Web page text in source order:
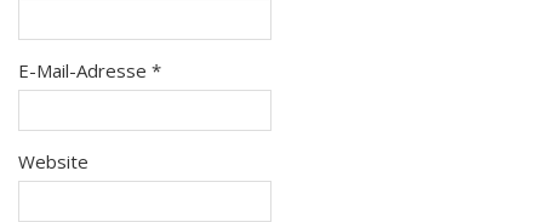
E-Mail-Adresse *
Website